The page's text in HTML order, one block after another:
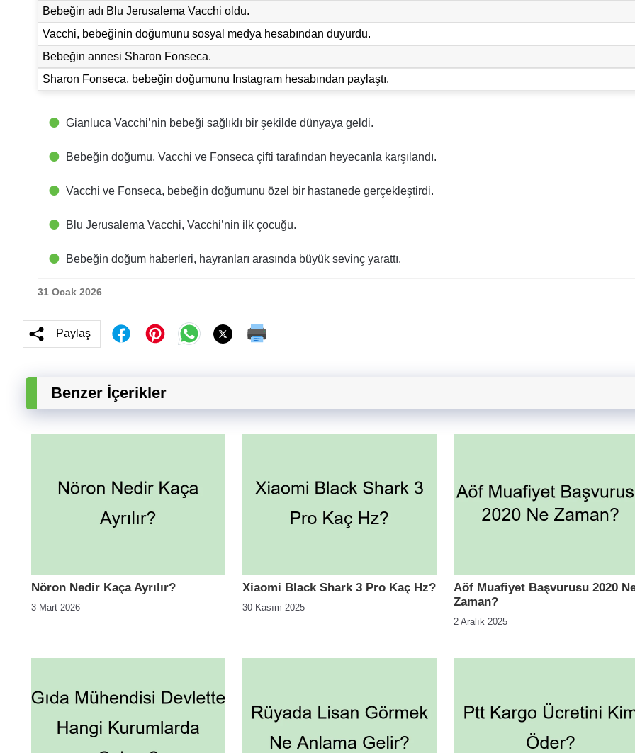
Bebeğin adı Blu Jerusalema Vacchi oldu.
Vacchi, bebeğinin doğumunu sosyal medya hesabından duyurdu.
Bebeğin annesi Sharon Fonseca.
Sharon Fonseca, bebeğin doğumunu Instagram hesabından paylaştı.
Gianluca Vacchi’nin bebeği sağlıklı bir şekilde dünyaya geldi.
Bebeğin doğumu, Vacchi ve Fonseca çifti tarafından heyecanla karşılandı.
Vacchi ve Fonseca, bebeğin doğumunu özel bir hastanede gerçekleştirdi.
Blu Jerusalema Vacchi, Vacchi’nin ilk çocuğu.
Bebeğin doğum haberleri, hayranları arasında büyük sevinç yarattı.
31 Ocak 2026
Paylaş
Benzer İçerikler
Nöron Nedir Kaça Ayrılır?
3 Mart 2026
Xiaomi Black Shark 3 Pro Kaç Hz?
30 Kasım 2025
Aöf Muafiyet Başvurusu 2020
Zaman?
2 Aralık 2025